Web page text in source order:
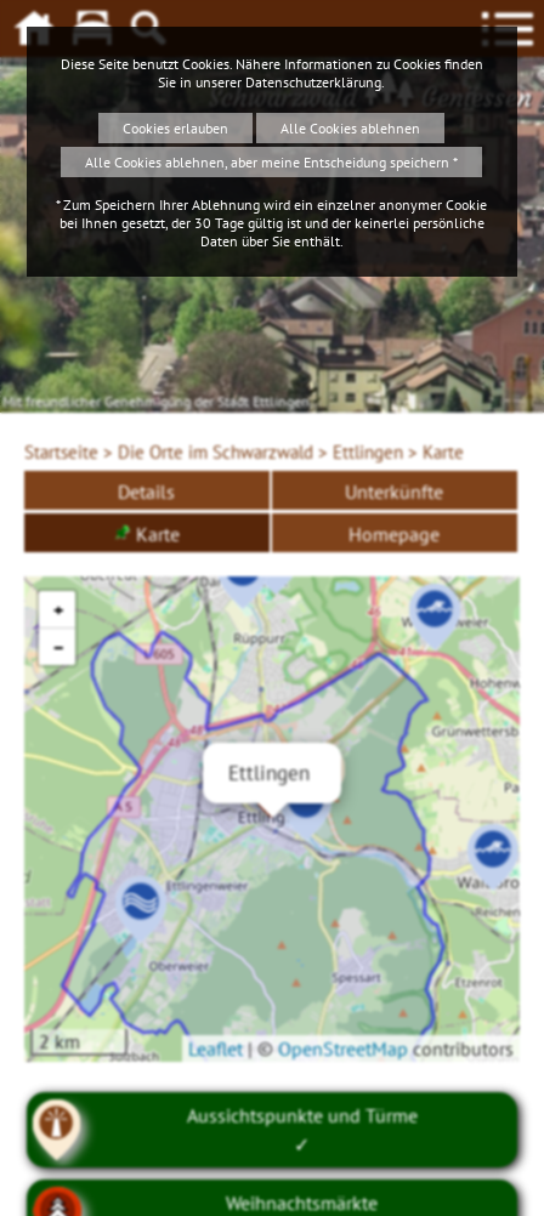
Schwarzwald Geniessen
Mit freundlicher Genehmigung der Stadt Ettlingen
Startseite > Die Orte im Schwarzwald > Ettlingen > Karte
Details
Unterkünfte
Karte
Homepage
Ettlingen
+
−
2 km Leaflet |©OpenStreetMapcontributors
Aussichtspunkte und Türme
✓
Weihnachtsmärkte
Diese Seite benutzt Cookies. Nähere Informationen zu Cookies finden
Sie in unserer Datenschutzerklärung.
Cookies erlauben
Alle Cookies ablehnen
Alle Cookies ablehnen, aber meine Entscheidung speichern *
* Zum Speichern Ihrer Ablehnung wird ein einzelner anonymer Cookie
bei Ihnen gesetzt, der 30 Tage gültig ist und der keinerlei persönliche
Daten über Sie enthält.